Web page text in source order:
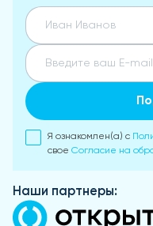
Я ознакомлен(а) с
свое Согласие на
Наши партнеры: